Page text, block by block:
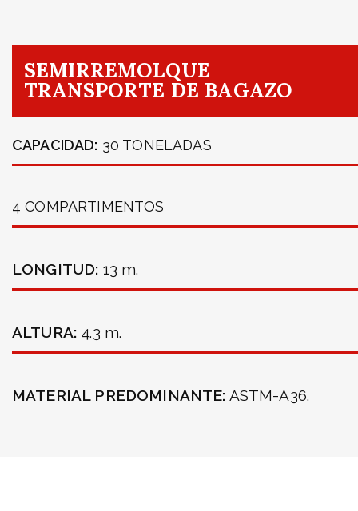
SEMIRREMOLQUE
TRANSPORTE DE BAGAZO
CAPACIDAD: 30 TONELADAS
4 COMPARTIMENTOS
LONGITUD: 13 m.
ALTURA: 4.3 m.
MATERIAL PREDOMINANTE: ASTM-A36.